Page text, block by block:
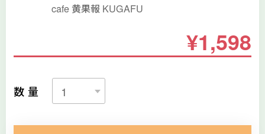
cafe 黄果報 KUGAFU
¥1,598
数量